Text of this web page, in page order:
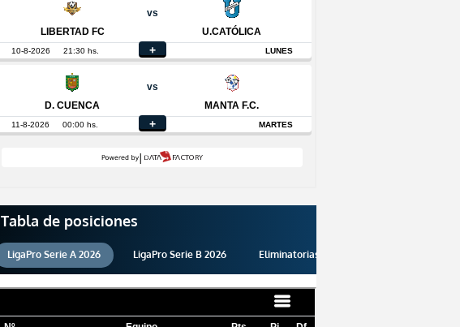
Tabla de posiciones
LigaPro Serie A 2026 LigaPro Serie B 2026 Eliminatorias 2026